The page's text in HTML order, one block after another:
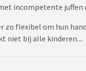
naar vroeg, bleek er
incompetente juffen
zo flexibel om hun
niet bij alle kinderen....